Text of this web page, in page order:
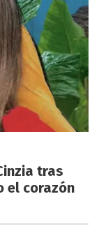
tras
el corazón